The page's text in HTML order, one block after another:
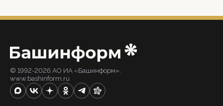
© 1992-2026 АО ИА «Башинформ».
www.bashinform.ru